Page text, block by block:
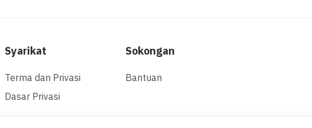
Syarikat
Terma dan Privasi
Dasar Privasi
Sokongan
Bantuan